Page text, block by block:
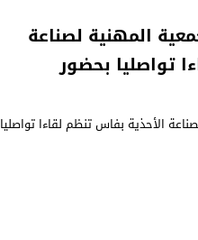
المهنية لصناعة
تواصليا بحضور